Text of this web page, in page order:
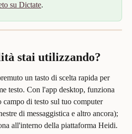
su Dictate.
stai utilizzando?
un tasto di scelta rapida per
testo. Con l'app desktop, funziona
campo di testo sul tuo computer
di messaggistica e altro ancora);
all'interno della piattaforma Heidi.